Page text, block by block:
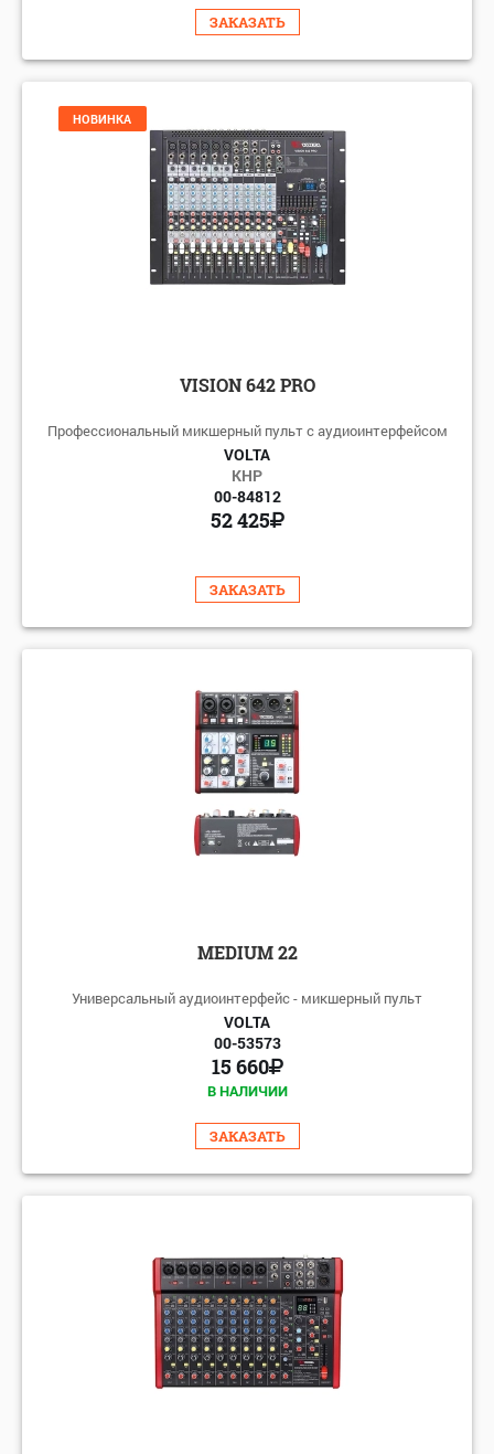
ЗАКАЗАТЬ
НОВИНКА
VISION 642 PRO
Профессиональный микшерный пульт с аудиоинтерфейсом
VOLTA
КНР
00-84812
52 425
ЗАКАЗАТЬ
MEDIUM 22
Универсальный аудиоинтерфейс - микшерный пульт
VOLTA
00-53573
15 660
В НАЛИЧИИ
ЗАКАЗАТЬ